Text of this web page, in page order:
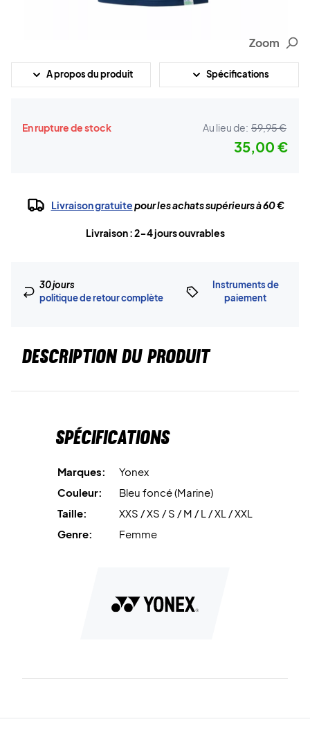
Zoom
A propos du produit Spécifications
En rupture de stock Au lieu de: 59,95 €
35,00 €
Livraison gratuitepour les achats supérieurs à 60 €
Livraison : 2-4 jours ouvrables
30 jours
politique de retour complète
Instruments de
paiement
DESCRIPTION DU PRODUIT
Spécifications
Marques:
Yonex
Couleur:
Bleu foncé (Marine)
Taille:
XXS / XS / S / M / L / XL / XXL
Genre:
Femme